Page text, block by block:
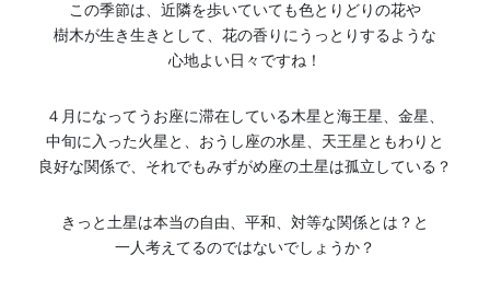
この季節は、近隣を歩いていても色とりどりの花や
樹木が生き生きとして、花の香りにうっとりするような
心地よい日々ですね！
４月になってうお座に滞在している木星と海王星、金星、
中旬に入った火星と、おうし座の水星、天王星ともわりと
良好な関係で、それでもみずがめ座の土星は孤立している？
きっと土星は本当の自由、平和、対等な関係とは？と
一人考えてるのではないでしょうか？